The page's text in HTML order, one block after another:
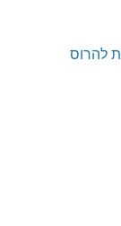
להרוס